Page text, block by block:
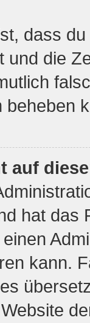
dass
und die
beheben
auf
hat das
kann.